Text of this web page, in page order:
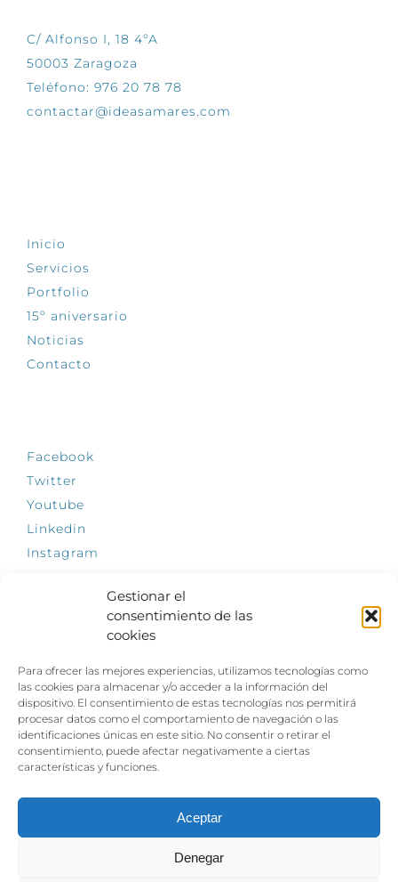
Gestionar el
consentimiento de las
cookies
Para ofrecer las mejores experiencias, utilizamos tecnologías como
las cookies para almacenar y/o acceder a la información del
dispositivo. El consentimiento de estas tecnologías nos permitirá
procesar datos como el comportamiento de navegación o las
identificaciones únicas en este sitio. No consentir o retirar el
consentimiento, puede afectar negativamente a ciertas
características y funciones.
Aceptar
Denegar
C/ Alfonso I, 18 4ºA
50003 Zaragoza
Teléfono: 976 20 78 78
contactar@ideasamares.com
Inicio
Servicios
Portfolio
15º aniversario
Noticias
Contacto
Facebook
Twitter
Youtube
Linkedin
Instagram
El empleo, la gran llave para una vida
independiente: Fundación Dfa reclama un
impulso decidido a la inclusión laboral de las
personas con discapacidad
Clown, circo y magia: el Jardín de las Artes
de julio con su segundo “Festival